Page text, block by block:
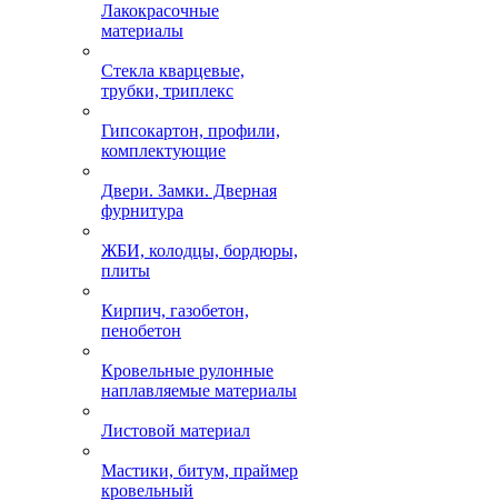
Лакокрасочные
материалы
Стекла кварцевые,
трубки, триплекс
Гипсокартон, профили,
комплектующие
Двери. Замки. Дверная
фурнитура
ЖБИ, колодцы, бордюры,
плиты
Кирпич, газобетон,
пенобетон
Кровельные рулонные
наплавляемые материалы
Листовой материал
Мастики, битум, праймер
кровельный